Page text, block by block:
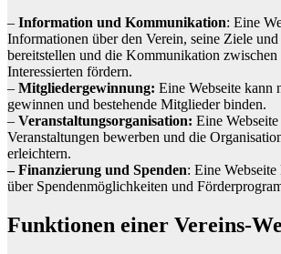
– Information und Kommunikation: Eine
Informationen über den Verein, seine Ziele
bereitstellen und die Kommunikation
Interessierten fördern.
– Mitgliedergewinnung: Eine Webseite kann
gewinnen und bestehende Mitglieder binden.
– Veranstaltungsorganisation: Eine
Veranstaltungen bewerben und die
erleichtern.
– Finanzierung und Spenden: Eine
über Spendenmöglichkeiten und
Funktionen einer Vereins-